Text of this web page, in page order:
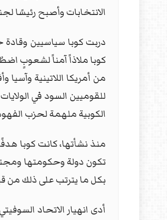
الانتخابات وأصبح رئيسًا
دربت كوبا سياسيين وقادة
كوبا ملاذاً آمناً لشعوبٍ
من أمريكا اللاتينية
للقوميين السود في
الكوبية ملهمة لحزب
منذ نشأتها، كانت كوبا
تكون دولة وحكومتها
بكل ما يترتب على ذلك من
أدى انهيار الاتحاد